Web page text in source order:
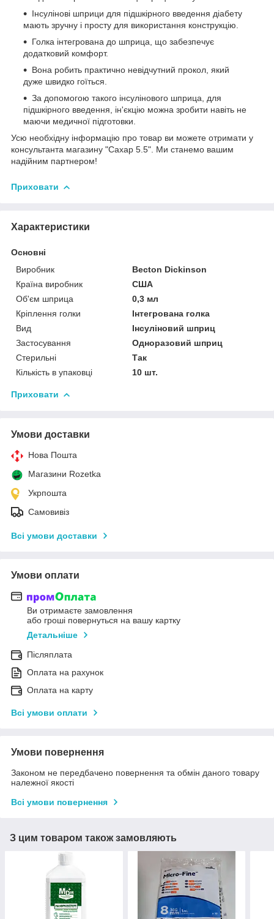
Інсулінові шприци для підшкірного введення діабету
мають зручну і просту для використання конструкцію.
Голка інтегрована до шприца, що забезпечує
додатковий комфорт.
Вона робить практично невідчутний прокол, який
дуже швидко гоїться.
За допомогою такого інсулінового шприца, для
підшкірного введення, ін'єкцію можна зробити навіть не
маючи медичної підготовки.
Усю необхідну інформацію про товар ви можете отримати у
консультанта магазину "Сахар 5.5". Ми станемо вашим
надійним партнером!
Приховати
Характеристики
Основні
Виробник
Becton Dickinson
Країна виробник
США
Об'єм шприца
0,3 мл
Кріплення голки
Інтегрована голка
Вид
Інсуліновий шприц
Застосування
Одноразовий шприц
Стерильні
Так
Кількість в упаковці
10 шт.
Приховати
Умови доставки
Нова Пошта
Магазини Rozetka
Укрпошта
Самовивіз
Всі умови доставки
Умови оплати
Ви отримаєте замовлення
або гроші повернуться на вашу картку
Детальніше
Післяплата
Оплата на рахунок
Оплата на карту
Всі умови оплати
Умови повернення
Законом не передбачено повернення та обмін даного товару
належної якості
Всі умови повернення
З цим товаром також замовляють